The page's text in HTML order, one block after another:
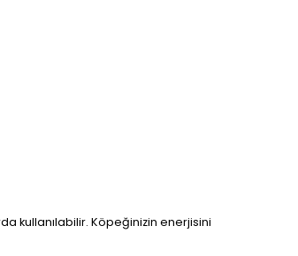
kullanılabilir. Köpeğinizin enerjisini